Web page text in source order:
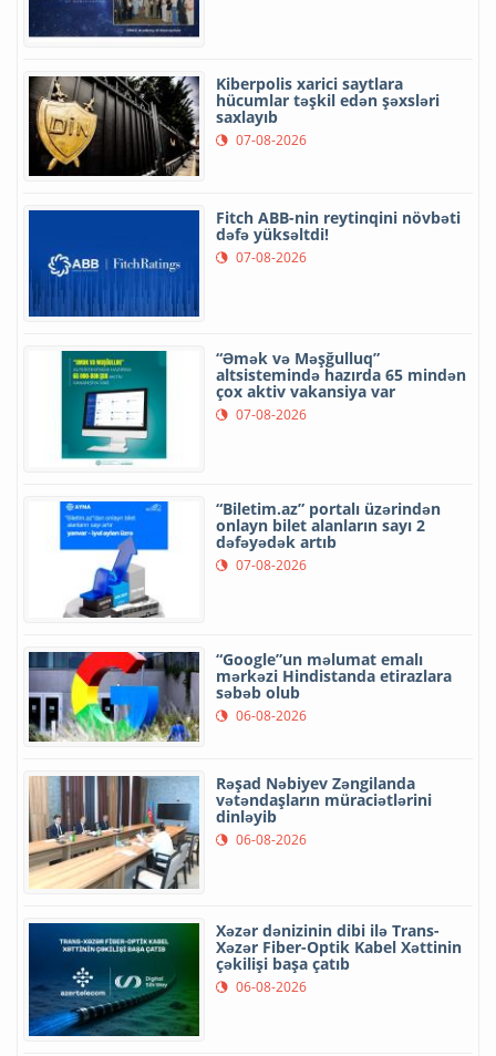
Kiberpolis xarici saytlara
hücumlar təşkil edən şəxsləri
saxlayıb
07-08-2026
Fitch ABB-nin reytinqini növbəti
dəfə yüksəltdi!
07-08-2026
“Əmək və Məşğulluq”
altsistemində hazırda 65 mindən
çox aktiv vakansiya var
07-08-2026
“Biletim.az” portalı üzərindən
onlayn bilet alanların sayı 2
dəfəyədək artıb
07-08-2026
“Google”un məlumat emalı
mərkəzi Hindistanda etirazlara
səbəb olub
06-08-2026
Rəşad Nəbiyev Zəngilanda
vətəndaşların müraciətlərini
dinləyib
06-08-2026
Xəzər dənizinin dibi ilə Trans-
Xəzər Fiber-Optik Kabel Xəttinin
çəkilişi başa çatıb
06-08-2026